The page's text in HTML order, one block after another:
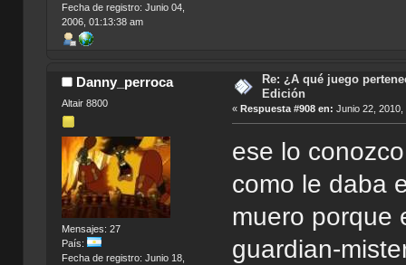
Fecha de registro: Junio 04,
2006, 01:13:38 am
Danny_perroca
Altair 8800
Mensajes: 27
País:
Fecha de registro: Junio 18,
Re: ¿A qué juego
Edición
« Respuesta #908 en: Junio 22,
ese lo
como le daba
muero porque
guardian-